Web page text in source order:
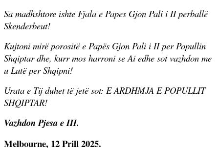
Sa madhshtore ishte Fjala e Papes Gjon Pali i II perballë
Skenderbeut!
Kujtoni mirë porositë e Papës Gjon Pali i II per Popullin
Shqiptar dhe, kurr mos harroni se Ai edhe sot vazhdon me
u Lutë per Shqipni!
Urata e Tij duhet të jetë sot: E ARDHMJA E POPULLIT
SHQIPTAR!
Vazhdon Pjesa e III.
Melbourne, 12 Prill 2025.